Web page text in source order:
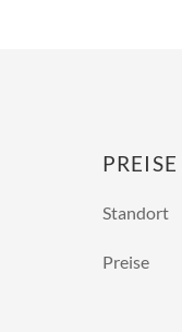
Standort
Preise